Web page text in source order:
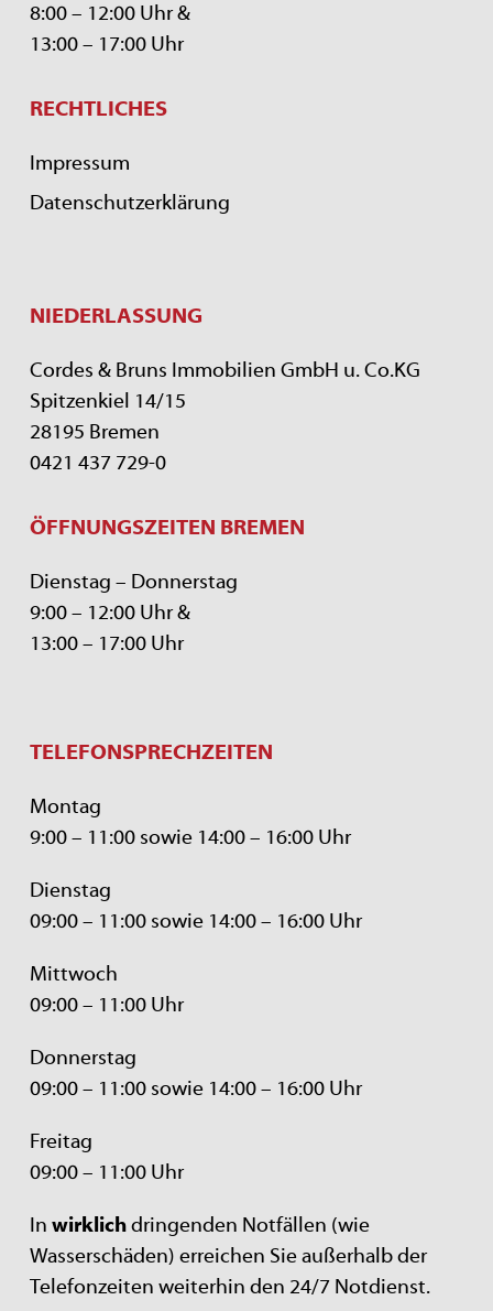
8:00 – 12:00 Uhr &
13:00 – 17:00 Uhr
RECHTLICHES
Impressum
Datenschutzerklärung
NIEDERLASSUNG
Cordes & Bruns Immobilien GmbH u. Co.KG
Spitzenkiel 14/15
28195 Bremen
0421 437 729-0
ÖFFNUNGSZEITEN BREMEN
Dienstag – Donnerstag
9:00 – 12:00 Uhr &
13:00 – 17:00 Uhr
TELEFONSPRECHZEITEN
Montag
9:00 – 11:00 sowie 14:00 – 16:00 Uhr
Dienstag
09:00 – 11:00 sowie 14:00 – 16:00 Uhr
Mittwoch
09:00 – 11:00 Uhr
Donnerstag
09:00 – 11:00 sowie 14:00 – 16:00 Uhr
Freitag
09:00 – 11:00 Uhr
In wirklichdringenden Notfällen (wie
Wasserschäden) erreichen Sie außerhalb der
Telefonzeiten weiterhin den 24/7 Notdienst.